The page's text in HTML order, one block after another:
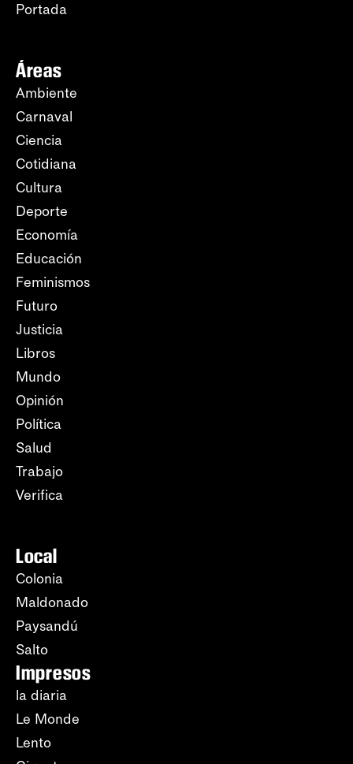
Portada
Áreas
Ambiente
Carnaval
Ciencia
Cotidiana
Cultura
Deporte
Economía
Educación
Feminismos
Futuro
Justicia
Libros
Mundo
Opinión
Política
Salud
Trabajo
Verifica
Local
Colonia
Maldonado
Paysandú
Salto
Impresos
la diaria
Le Monde
Lento